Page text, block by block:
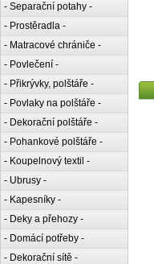
- Separační potahy -
- Prostěradla -
- Matracové chrániče -
- Povlečení -
- Přikrývky, polštáře -
- Povlaky na polštáře -
- Dekorační polštáře -
- Pohankové polštáře -
- Koupelnový textil -
- Ubrusy -
- Kapesníky -
- Deky a přehozy -
- Domácí potřeby -
- Dekorační sítě -